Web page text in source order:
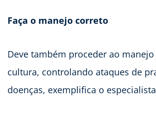
Faça o manejo correto
Deve também proceder ao
cultura, controlando ataques de
doenças, exemplifica o